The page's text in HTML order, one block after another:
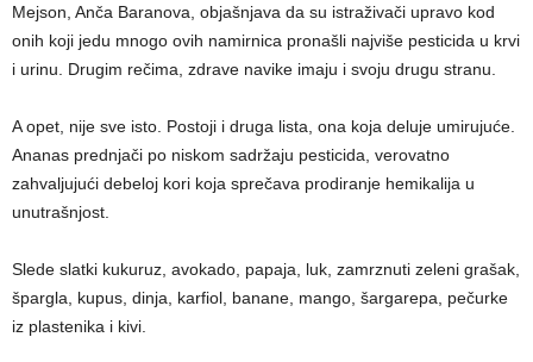
Mejson, Anča Baranova, objašnjava da su istraživači upravo kod
onih koji jedu mnogo ovih namirnica pronašli najviše pesticida u krvi
i urinu. Drugim rečima, zdrave navike imaju i svoju drugu stranu.
A opet, nije sve isto. Postoji i druga lista, ona koja deluje umirujuće.
Ananas prednjači po niskom sadržaju pesticida, verovatno
zahvaljujući debeloj kori koja sprečava prodiranje hemikalija u
unutrašnjost.
Slede slatki kukuruz, avokado, papaja, luk, zamrznuti zeleni grašak,
špargla, kupus, dinja, karfiol, banane, mango, šargarepa, pečurke
iz plastenika i kivi.